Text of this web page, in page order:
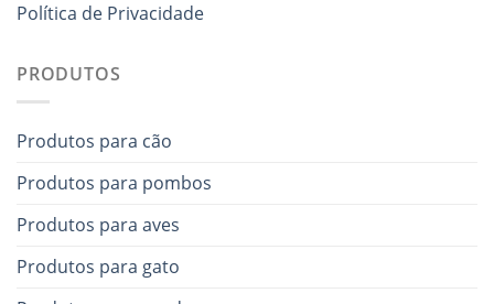
Política de Privacidade
PRODUTOS
Produtos para cão
Produtos para pombos
Produtos para aves
Produtos para gato